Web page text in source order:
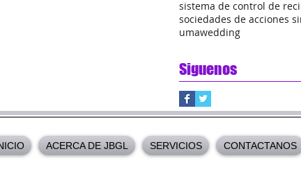
umawedding
Siguenos
ACERCA DE JBGL SERVICIOS CONTACTANOS